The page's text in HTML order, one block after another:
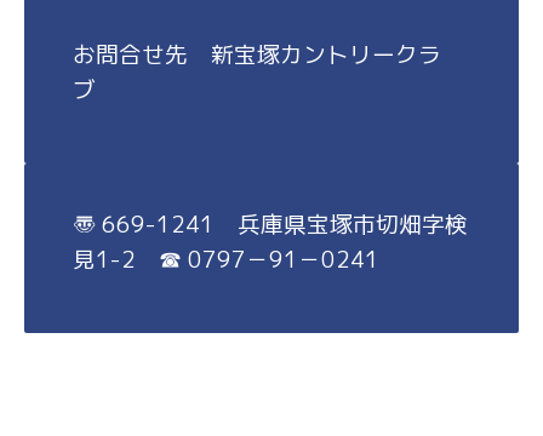
お問合せ先 新宝塚カントリークラ
ブ
〠 669-1241 兵庫県宝塚市切畑字検
見1-2 ☎ 0797－91－0241